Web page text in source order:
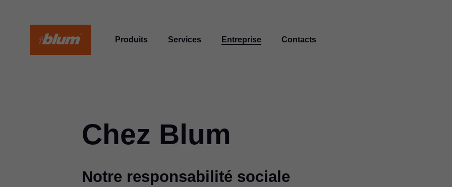
Produits Services Entreprise Contacts
Chez Blum
Notre responsabilité sociale